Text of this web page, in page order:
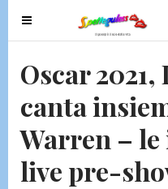
T
o
g
e
n
Oscar
canta
Warren –
live pre-